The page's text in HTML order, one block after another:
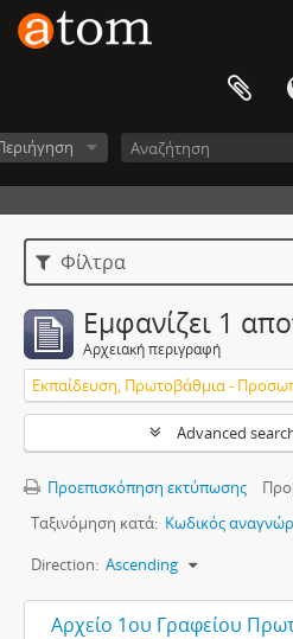
Φίλτρα
Εμφανίζει 1
Αρχειακή περιγραφή
Advanced
Προεπισκόπηση εκτύπωσης
Ταξινόμηση κατά: Κωδικός
Direction: Ascending